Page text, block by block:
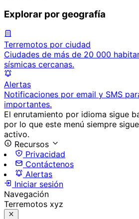
Explorar por geografía
Terremotos por ciudad
Ciudades de más de 20 000
sísmicas cercanas.
Alertas
Notificaciones por email y SMS
importantes.
El enrutamiento por idioma sigue
por lo que este menú siempre
activo.
Recursos
Privacidad
Contáctenos
Alertas
Iniciar sesión
Navegación
Terremotos xyz